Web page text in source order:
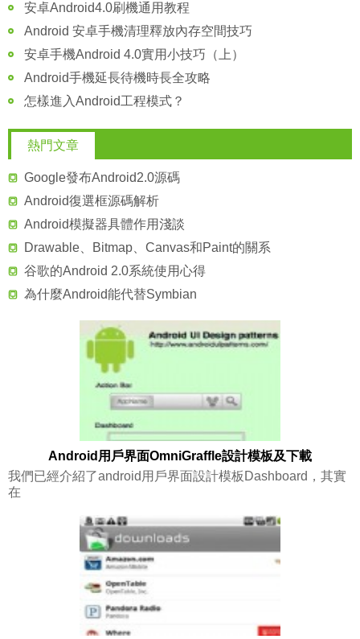
安卓Android4.0刷機通用教程
Android 安卓手機清理釋放內存空間技巧
安卓手機Android 4.0實用小技巧（上）
Android手機延長待機時長全攻略
怎樣進入Android工程模式？
熱門文章
Google發布Android2.0源碼
Android復選框源碼解析
Android模擬器具體作用淺談
Drawable、Bitmap、Canvas和Paint的關系
谷歌的Android 2.0系統使用心得
為什麼Android能代替Symbian
Android用戶界面OmniGraffle設計模板及下載
我們已經介紹了android用戶界面設計模板Dashboard，其實
在